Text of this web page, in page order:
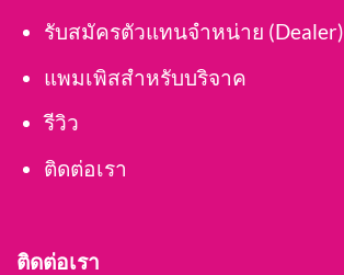
รับสมัครตัวแทนจำหน่าย (Dealer)
แพมเพิสสำหรับบริจาค
รีวิว
ติดต่อเรา
ติดต่อเรา